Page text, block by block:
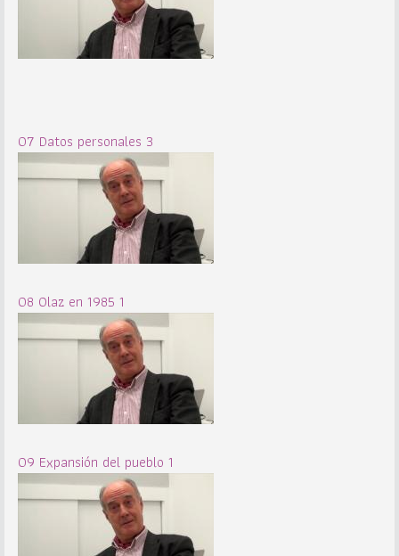
07 Datos personales 3
08 Olaz en 1985 1
09 Expansión del pueblo 1